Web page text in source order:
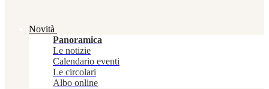
Novità
Panoramica
Le notizie
Calendario eventi
Le circolari
Albo online